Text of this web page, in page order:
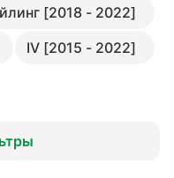
[2018 - 2022]
IV [2015 - 2022]